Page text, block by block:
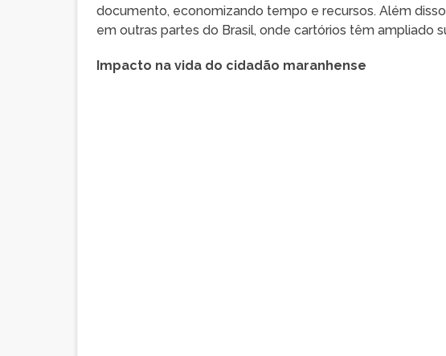
documento, economizando tempo e recursos. Além
em outras partes do Brasil, onde cartórios têm ampliado
Impacto na vida do cidadão maranhense